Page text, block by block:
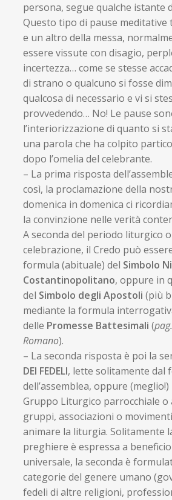
persona, segue qualche istante
Questo tipo di pause
e un altro della messa,
essere vissute con disagio,
incertezza… come se stesse
di strano o qualcuno si fosse
qualcosa di necessario e vi si
provvedendo… No! Le pause
l’interiorizzazione di quanto si
una parola che ha colpito
dopo l’omelia del celebrante.
– La prima risposta
così, la proclamazione della
domenica in domenica ci
la convinzione nelle verità
A seconda del periodo liturgico
celebrazione, il Credo può
formula (abituale) del Simbolo
Costantinopolitano, oppure in
del Simbolo degli Apostoli (più
mediante la formula
delle Promesse Battesimali (
Romano).
– La seconda risposta è poi la
DEI FEDELI, lette solitamente dal
dell’assemblea, oppure
Gruppo Liturgico parrocchiale o
gruppi, associazioni o
animare la liturgia. Solitamente
preghiere è espressa a
universale, la seconda è
categorie del genere umano
fedeli di altre religioni,